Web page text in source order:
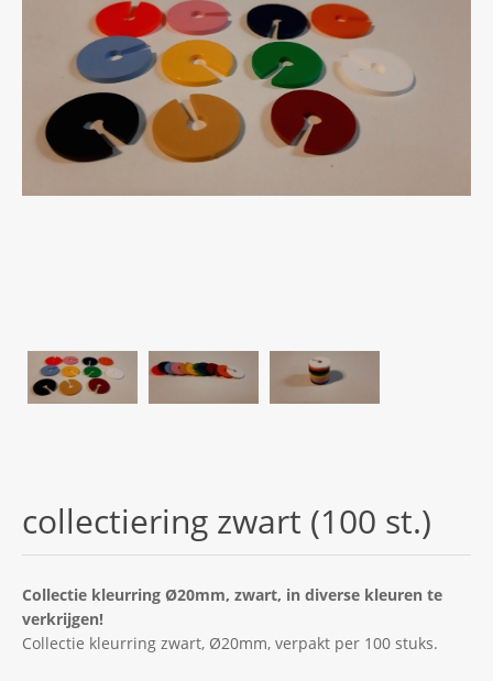
collectiering zwart (100 st.)
Collectie kleurring Ø20mm, zwart, in diverse kleuren te
verkrijgen!
Collectie kleurring zwart, Ø20mm, verpakt per 100 stuks.